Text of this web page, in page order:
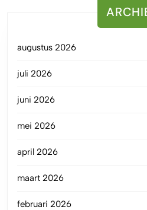
augustus 2026
juli 2026
juni 2026
mei 2026
april 2026
maart 2026
februari 2026